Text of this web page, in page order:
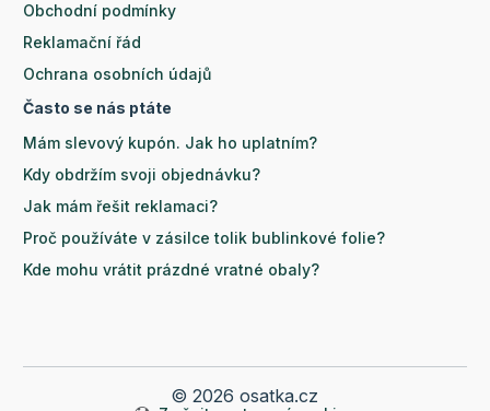
Obchodní podmínky
Reklamační řád
Ochrana osobních údajů
Často se nás ptáte
Mám slevový kupón. Jak ho uplatním?
Kdy obdržím svoji objednávku?
Jak mám řešit reklamaci?
Proč používáte v zásilce tolik bublinkové folie?
Kde mohu vrátit prázdné vratné obaly?
© 2026 osatka.cz